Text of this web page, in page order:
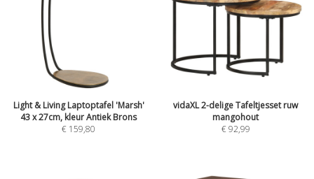
Light & Living Laptoptafel 'Marsh'
43 x 27cm, kleur Antiek Brons
€ 159,80
vidaXL 2-delige Tafeltjesset ruw
mangohout
€ 92,99